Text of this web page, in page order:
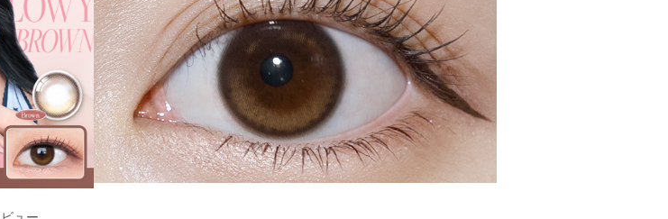
リュヌベージュ
詳細をCHECK
ユナブラウン
詳細をCHECK